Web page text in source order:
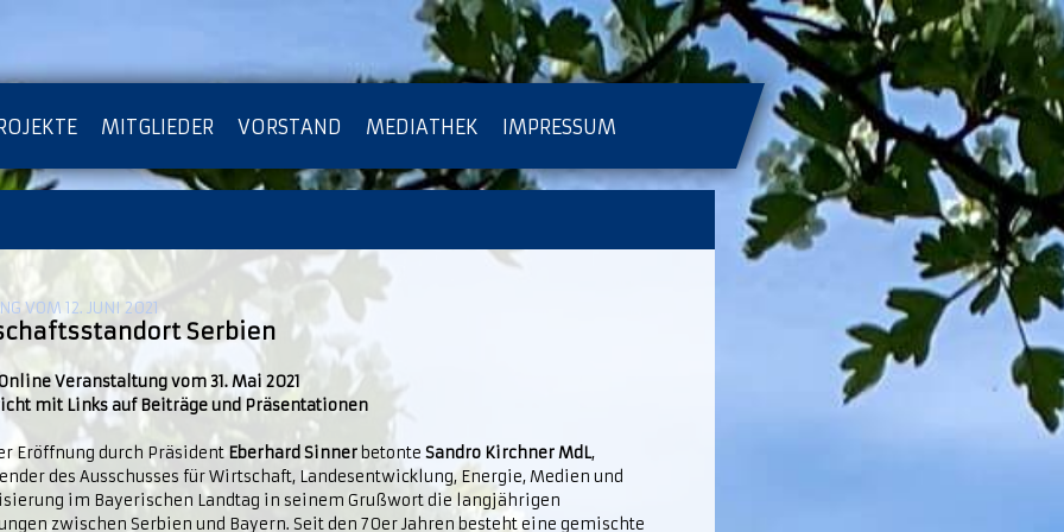
MITGLIEDER VORSTAND MEDIATHEK IMPRESSUM
VOM 12. JUNI 2021
Serbien
Veranstaltung vom 31. Mai 2021
mit Links auf Beiträge und Präsentationen
Eröffnung durch PräsidentEberhard Sinner betonte Sandro Kirchner MdL,
des Ausschusses für Wirtschaft, Landesentwicklung, Energie, Medien und
im Bayerischen Landtag in seinem Grußwort die langjährigen
zwischen Serbien und Bayern. Seit den 70er Jahren besteht eine gemischte